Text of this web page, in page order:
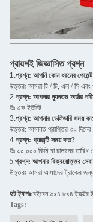
প্রায়শই জিজ্ঞাসিত প্রশ্ন
1.প্রশ্ন: আপনি কোন ধরনের
উত্তরঃ আমরা টি / টি, এল / সি এবং
2.প্রশ্ন: আপনার ন্যূনতম অর্ডার
উঃ এক ইউনিট
3.প্রশ্ন: আপনার ডেলিভারি সময়
উত্তর: আমানত প্রাপ্তির ৩০ দিনের
4.প্রশ্ন: গ্যারান্টি সময় কত?
উঃ ৩০,০০০ কিমি বা চালানের
5.প্রশ্ন: আপনার বিক্রয়োত্তর
উত্তরঃ আমরা আমাদের ট্রাকের
হট ট্যাগঃবেইবেন ৬x৪ ৮x৪ ট্রাক্টর
Tags: